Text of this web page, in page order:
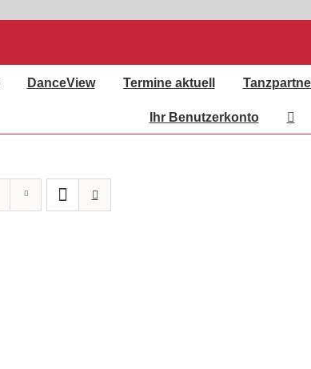
DanceView Termine aktuell
Ihr Benutzerkonto